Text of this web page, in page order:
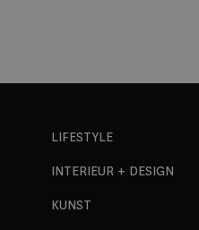
LIFESTYLE
INTERIEUR + DESIGN
KUNST